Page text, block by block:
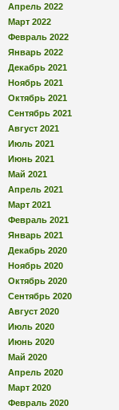
Апрель 2022
Март 2022
Февраль 2022
Январь 2022
Декабрь 2021
Ноябрь 2021
Октябрь 2021
Сентябрь 2021
Август 2021
Июль 2021
Июнь 2021
Май 2021
Апрель 2021
Март 2021
Февраль 2021
Январь 2021
Декабрь 2020
Ноябрь 2020
Октябрь 2020
Сентябрь 2020
Август 2020
Июль 2020
Июнь 2020
Май 2020
Апрель 2020
Март 2020
Февраль 2020